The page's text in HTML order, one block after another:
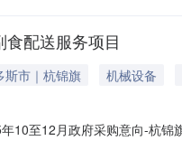
配送服务项目
斯市｜杭锦旗
机械设备
10至12月政府采购意向-杭